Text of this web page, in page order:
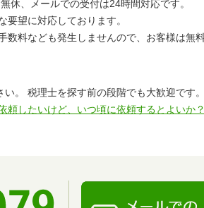
休、メールでの受付は24時間対応です。
要望に対応しております。
数料なども発生しませんので、お客様は無
。 税理士を探す前の段階でも大歓迎です
頼したいけど、いつ頃に依頼するとよいか